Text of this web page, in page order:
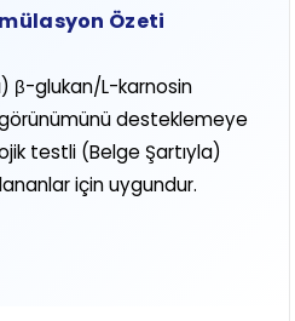
Özeti
β-glukan/L-karnosin
desteklemeye
testli (Belge Şartıyla)
için uygundur.